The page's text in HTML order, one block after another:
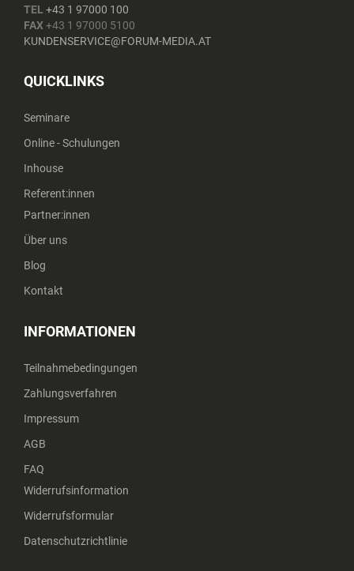
TEL +43 1 97000 100
FAX+43 1 97000 5100
KUNDENSERVICE@FORUM-MEDIA.AT
QUICKLINKS
Seminare
Online - Schulungen
Inhouse
Referent:innen
Partner:innen
Über uns
Blog
Kontakt
INFORMATIONEN
Teilnahmebedingungen
Zahlungsverfahren
Impressum
AGB
FAQ
Widerrufsinformation
Widerrufsformular
Datenschutzrichtlinie